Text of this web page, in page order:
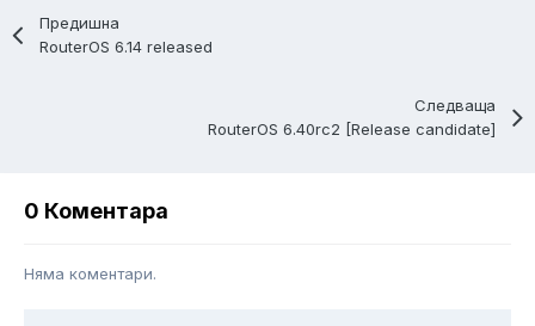
Предишна
RouterOS 6.14 released
Следваща
RouterOS 6.40rc2 [Release candidate]
0 Коментара
Няма коментари.